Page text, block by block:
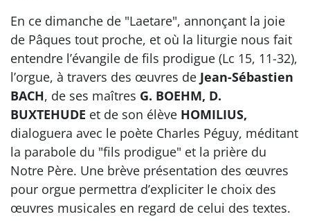
En ce dimanche de "Laetare", annonçant la joie
de Pâques tout proche, et où la liturgie nous fait
entendre l’évangile de fils prodigue (Lc 15, 11-32),
l’orgue, à travers des œuvres de Jean-Sébastien
BACH, de ses maîtres G. BOEHM, D.
BUXTEHUDE et de son élève HOMILIUS,
dialoguera avec le poète Charles Péguy, méditant
la parabole du "fils prodigue" et la prière du
Notre Père. Une brève présentation des œuvres
pour orgue permettra d’expliciter le choix des
œuvres musicales en regard de celui des textes.